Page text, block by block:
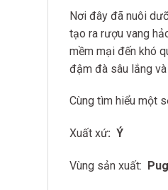
Nơi đây đã nuôi
tạo ra rượu vang
mềm mại đến khó
đậm đà sâu lắng
Cùng tìm hiểu một
Xuất xứ: Ý
Vùng sản xuất: